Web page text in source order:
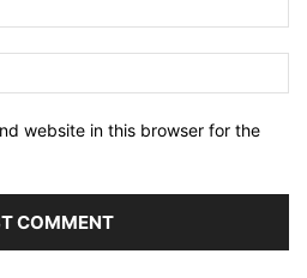
website in this browser for the